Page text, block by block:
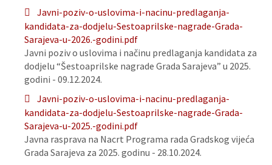
Javni-poziv-o-uslovima-i-nacinu-predlaganja-
kandidata-za-dodjelu-Sestoaprilske-nagrade-Grada-
Sarajeva-u-2026.-godini.pdf
Javni poziv o uslovima i načinu predlaganja kandidata za
dodjelu “Šestoaprilske nagrade Grada Sarajeva” u 2025.
godini - 09.12.2024.
Javni-poziv-o-uslovima-i-nacinu-predlaganja-
kandidata-za-dodjelu-Sestoaprilske-nagrade-Grada-
Sarajeva-u-2025.-godini.pdf
Javna rasprava na Nacrt Programa rada Gradskog vijeća
Grada Sarajeva za 2025. godinu - 28.10.2024.